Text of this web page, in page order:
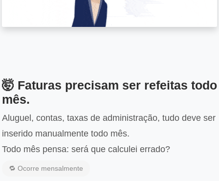
🤯 Faturas precisam ser refeitas todo
mês.
Aluguel, contas, taxas de administração, tudo deve ser
inserido manualmente todo mês.
Todo mês pensa: será que calculei errado?
🔁 Ocorre mensalmente